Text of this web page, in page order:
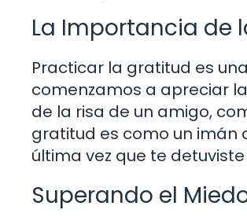
La Importancia de
Practicar la gratitud es
comenzamos a apreciar
de la risa de un amigo,
gratitud es como un imán
última vez que te
Superando el